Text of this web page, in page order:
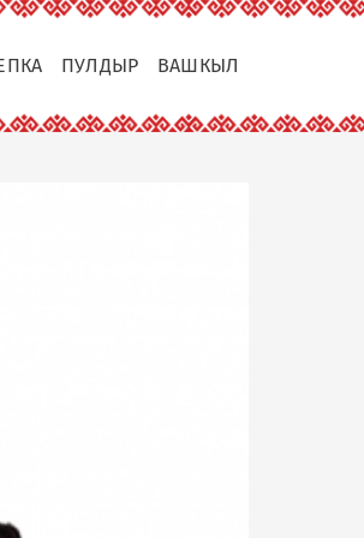
ПУЛДЫР ВАШКЫЛ